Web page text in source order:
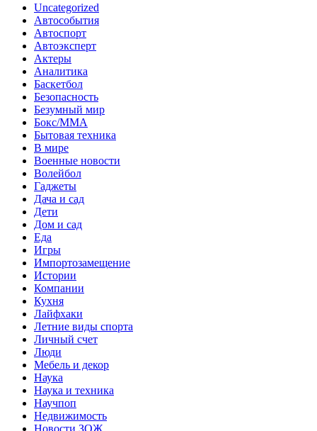
Uncategorized
Автособытия
Автоспорт
Автоэксперт
Актеры
Аналитика
Баскетбол
Безопасность
Безумный мир
Бокс/MMA
Бытовая техника
В мире
Военные новости
Волейбол
Гаджеты
Дача и сад
Дети
Дом и сад
Еда
Игры
Импортозамещение
Истории
Компании
Кухня
Лайфхаки
Летние виды спорта
Личный счет
Люди
Мебель и декор
Наука
Наука и техника
Научпоп
Недвижимость
Новости ЗОЖ